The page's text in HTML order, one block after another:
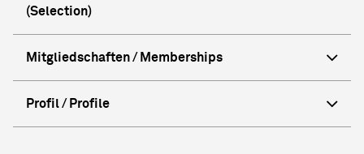
(Selection)
Mitgliedschaften / Memberships
Profil / Profile